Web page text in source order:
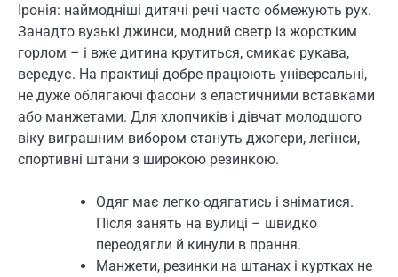
Іронія: наймодніші дитячі речі часто обмежують рух.
Занадто вузькі джинси, модний светр із жорстким
горлом – і вже дитина крутиться, смикає рукава,
вередує. На практиці добре працюють універсальні,
не дуже облягаючі фасони з еластичними вставками
або манжетами. Для хлопчиків і дівчат молодшого
віку виграшним вибором стануть джогери, легінси,
спортивні штани з широкою резинкою.
Одяг має легко одягатись і зніматися.
Після занять на вулиці – швидко
переодягли й кинули в прання.
Манжети, резинки на штанах і куртках не